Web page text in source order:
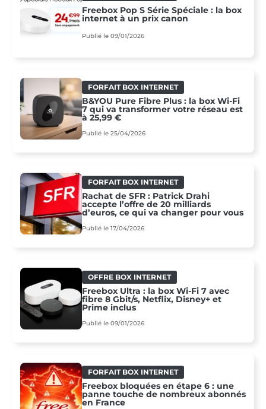
Freebox Pop S Série Spéciale : la box
internet à un prix canon
Publié le 09/01/2026
FORFAIT BOX INTERNET
B&YOU Pure Fibre Plus : la box Wi-Fi
7 qui va transformer votre réseau est
à 25,99 €
Publié le 25/04/2026
FORFAIT BOX INTERNET
Rachat de SFR : Patrick Drahi
accepte l’offre de 20 milliards
d’euros, ce qui va changer pour vous
Publié le 17/04/2026
OFFRE BOX INTERNET
Freebox Ultra : la box Wi‑Fi 7 avec
fibre 8 Gbit/s, Netflix, Disney+ et
Prime inclus
Publié le 09/01/2026
FORFAIT BOX INTERNET
Freebox bloquées en étape 6 : une
panne touche de nombreux abonnés
en France